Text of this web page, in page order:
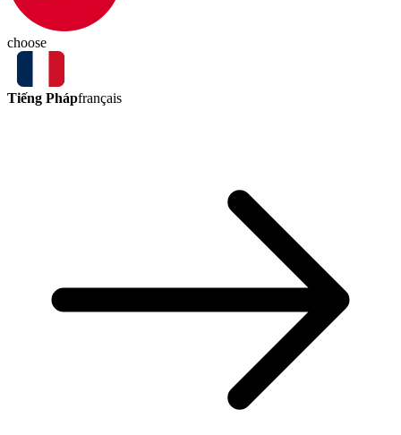
choose
Tiếng Phápfrançais